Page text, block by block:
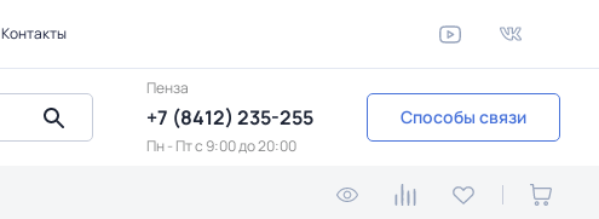
Контакты
Пенза
+7 (8412) 235-255
Пн - Пт c 9:00 до 20:00
Способы связи